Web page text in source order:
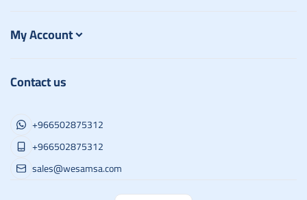
My Account
Contact us
+966502875312
+966502875312
sales@wesamsa.com